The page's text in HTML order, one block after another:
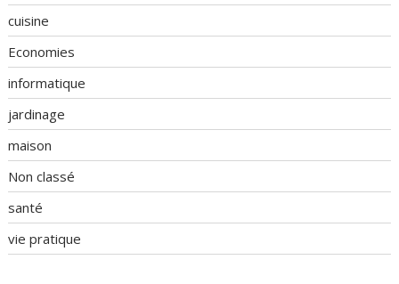
cuisine
Economies
informatique
jardinage
maison
Non classé
santé
vie pratique